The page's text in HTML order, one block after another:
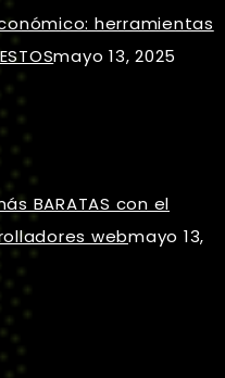
herramientas
mayo 13, 2025
BARATAS con el
webmayo 13,